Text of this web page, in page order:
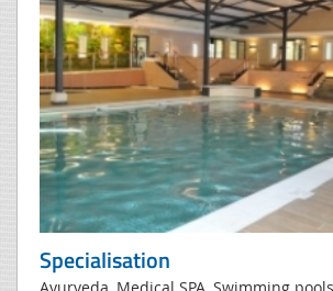
Specialisation
Ayurveda, Medical SPA, Swimming